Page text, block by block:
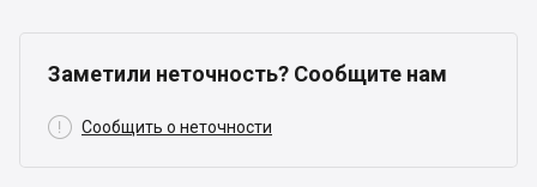
Заметили неточность? Сообщите нам
 Сообщить о неточности